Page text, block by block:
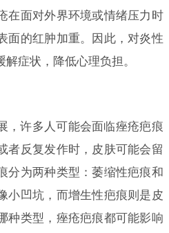
在面对外界环境或情绪压力时
面的红肿加重。因此，对炎性
症状，降低心理负担。
，许多人可能会面临痤疮疤痕
者反复发作时，皮肤可能会留
分为两种类型：萎缩性疤痕和
小凹坑，而增生性疤痕则是皮
种类型，痤疮疤痕都可能影响